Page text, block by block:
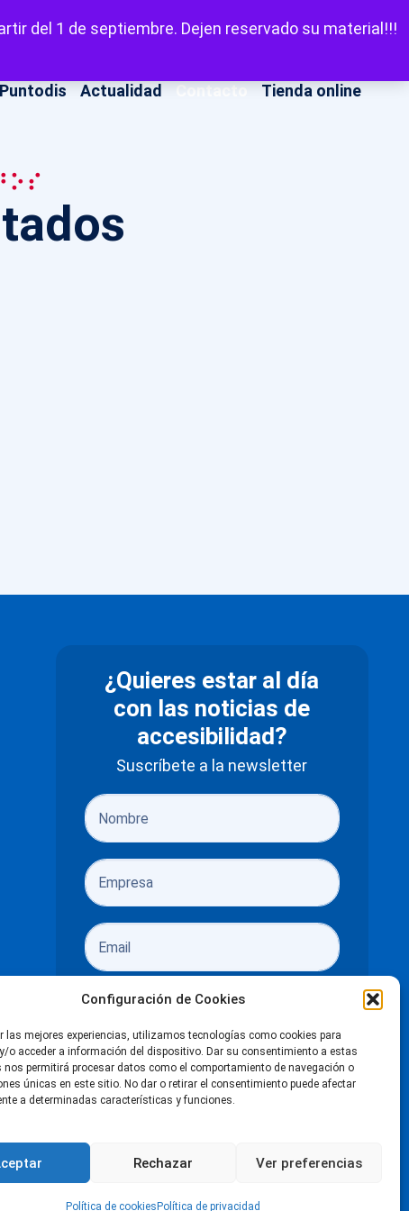
Configuración de Cookies
las mejores experiencias, utilizamos tecnologías como cookies para
o acceder a información del dispositivo. Dar su consentimiento a estas
nos permitirá procesar datos como el comportamiento de navegación o
únicas en este sitio. No dar o retirar el consentimiento puede afectar
a determinadas características y funciones.
Rechazar Ver preferencias
Política de cookies Política de privacidad
del 1 de septiembre. Dejen reservado su material!!!
Escuchar
Puntodis Actualidad Contacto Tienda online
¿Quieres estar al día
con las noticias de
accesibilidad?
Suscríbete a la newsletter
He leído y acepto laspolíticas de
privacidad
de accesibilidad LinkedIn